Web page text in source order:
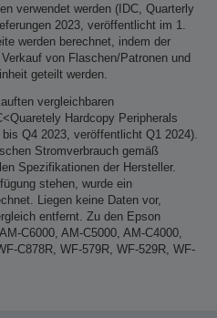
verwendet werden (IDC, Quarterly
2023, veröffentlicht im 1.
werden berechnet, indem der
von Flaschen/Patronen und
geteilt werden.
vergleichbaren
Hardcopy Peripherals
Q4 2023, veröffentlicht Q1 2024).
Stromverbrauch gemäß
Spezifikationen der Hersteller.
stehen, wurde ein
Liegen keine Daten vor,
entfernt. Zu den Epson
C6000, AM-C5000, AM-C4000,
C878R, WF-579R, WF-529R, WF-